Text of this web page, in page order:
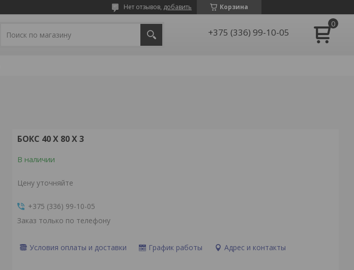
Корзина
Нет отзывов, добавить
+375 (336) 99-10-05
БОКС 40 X 80 X 3
В наличии
Цену уточняйте
+375 (336) 99-10-05
Заказ только по телефону
Условия оплаты и доставки График работы Адрес и контакты